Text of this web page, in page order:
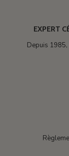
EXPERT
Depuis